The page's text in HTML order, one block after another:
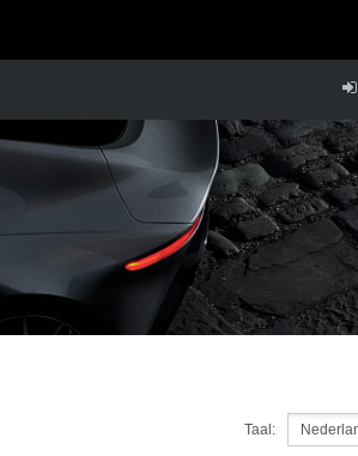
Taal: